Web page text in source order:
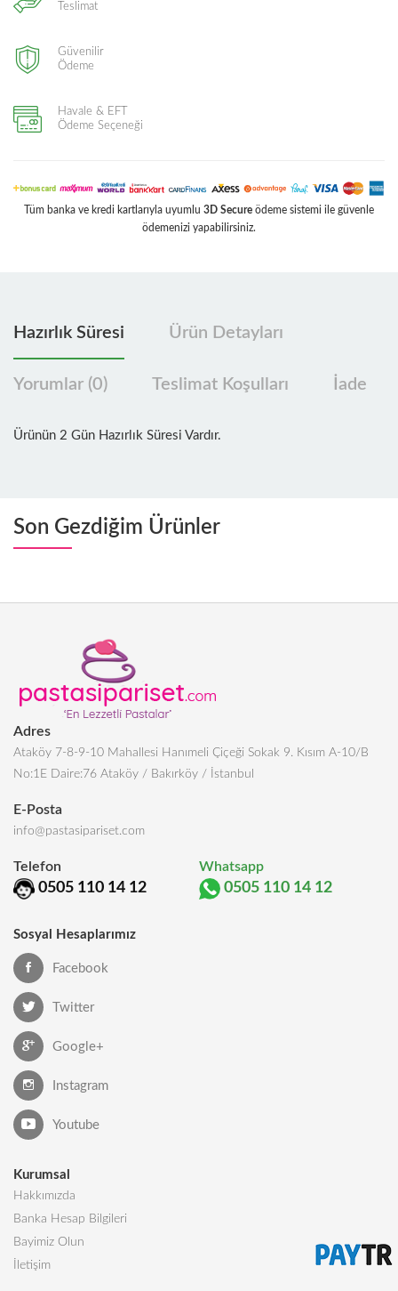
Teslimat
Güvenilir
Ödeme
Havale & EFT
Ödeme Seçeneği
Tüm banka ve kredi kartlarıyla uyumlu 3D Secure ödeme sistemi ile güvenle
ödemenizi yapabilirsiniz.
Hazırlık Süresi Ürün Detayları
Yorumlar (0) Teslimat Koşulları İade
Ürünün 2 Gün Hazırlık Süresi Vardır.
Son Gezdiğim Ürünler
Adres
Ataköy 7-8-9-10 Mahallesi Hanımeli Çiçeği Sokak 9. Kısım A-10/B
No:1E Daire:76 Ataköy / Bakırköy / İstanbul
E-Posta
info@pastasipariset.com
Telefon
0505 110 14 12
Whatsapp
0505 110 14 12
Sosyal Hesaplarımız
Facebook
Twitter
Google+
Instagram
Youtube
Kurumsal
Hakkımızda
Banka Hesap Bilgileri
Bayimiz Olun
İletişim